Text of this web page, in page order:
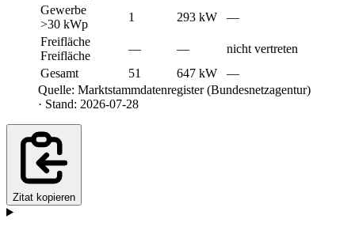
Gewerbe
>30 kWp
1 293 kW
—
Freifläche
Freifläche
— —
nicht vertreten
Gesamt
51 647 kW
—
Quelle: Marktstammdatenregister (Bundesnetzagentur)
· Stand: 2026-07-28
Zitat kopieren